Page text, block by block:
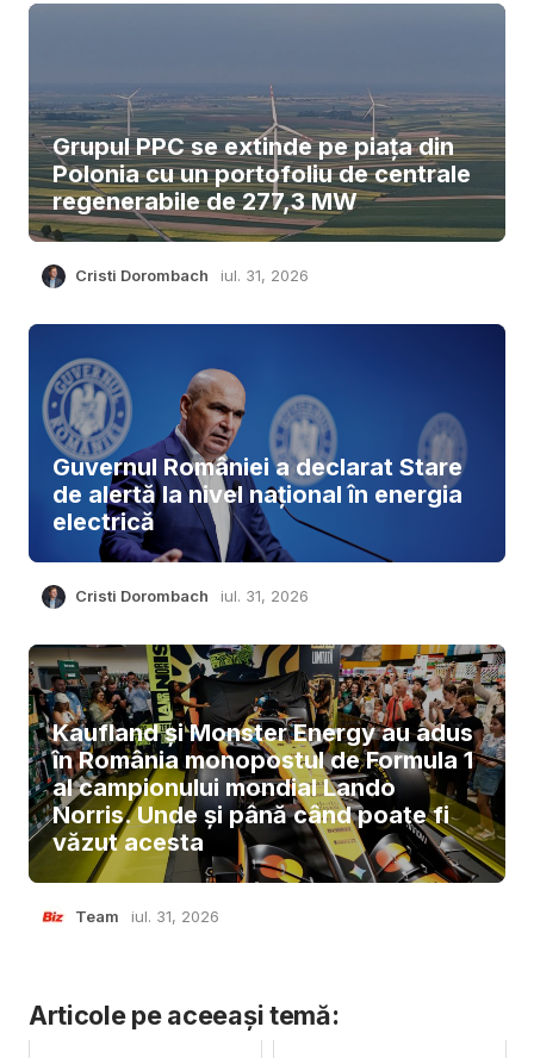
Grupul PPC se extinde pe piața din
Polonia cu un portofoliu de centrale
regenerabile de 277,3 MW
Cristi Dorombach iul. 31, 2026
Guvernul României a declarat Stare
de alertă la nivel național în energia
electrică
Cristi Dorombach iul. 31, 2026
Kaufland și Monster Energy au adus
în România monopostul de Formula 1
al campionului mondial Lando
Norris. Unde și până când poate fi
văzut acesta
Team iul. 31, 2026
Articole pe aceeași temă: